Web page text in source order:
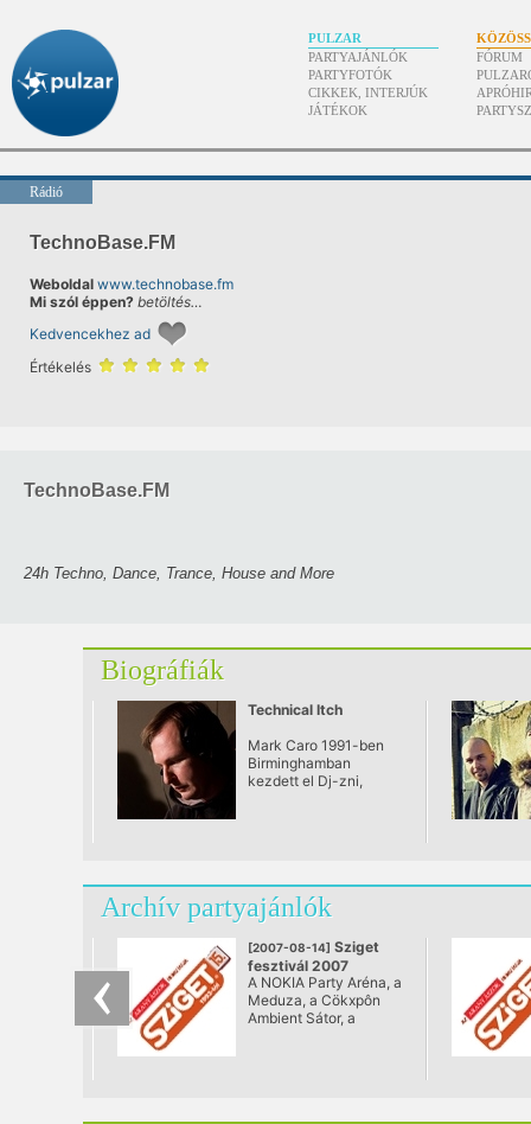
PULZAR
PARTYAJÁNLÓK
PARTYFOTÓK
CIKKEK, INTERJÚK
JÁTÉKOK
FÓRUM
Rádió
TechnoBase.FM
Weboldal www.technobase.fm
Mi szól éppen? betöltés…
Kedvencekhez ad
Értékelés
TechnoBase.FM
24h Techno, Dance, Trance, House and More
Biográfiák
Technical Itch
Mark Caro 1991-ben
Birminghamban
kezdett el Dj-zni,
jelent meg.
Archív partyajánlók
[2007-08-14] Sziget
fesztivál 2007
@ Óbudai hajógyári
sziget
A NOKIA Party Aréna, a
Meduza, a Cökxpôn
Ambient Sátor, a